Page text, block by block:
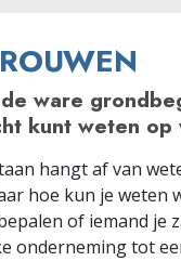
ware
kunt weten
hangt af van
hoe kun je weten
of iemand je
onderneming tot